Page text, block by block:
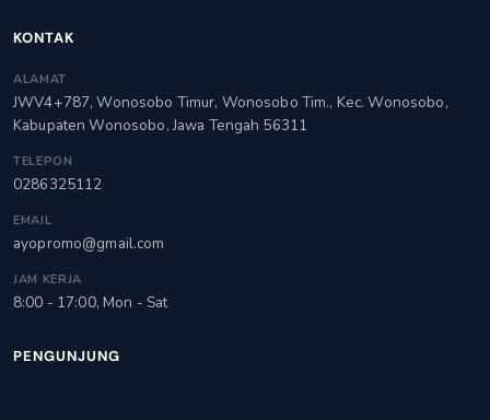
KONTAK
ALAMAT
JWV4+787, Wonosobo Timur, Wonosobo Tim., Kec. Wonosobo,
Kabupaten Wonosobo, Jawa Tengah 56311
TELEPON
0286325112
EMAIL
ayopromo@gmail.com
JAM KERJA
8:00 - 17:00, Mon - Sat
PENGUNJUNG